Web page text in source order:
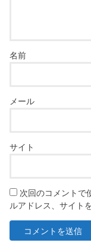
名前
メール
サイト
次回のコメントで
ルアドレス、サイト